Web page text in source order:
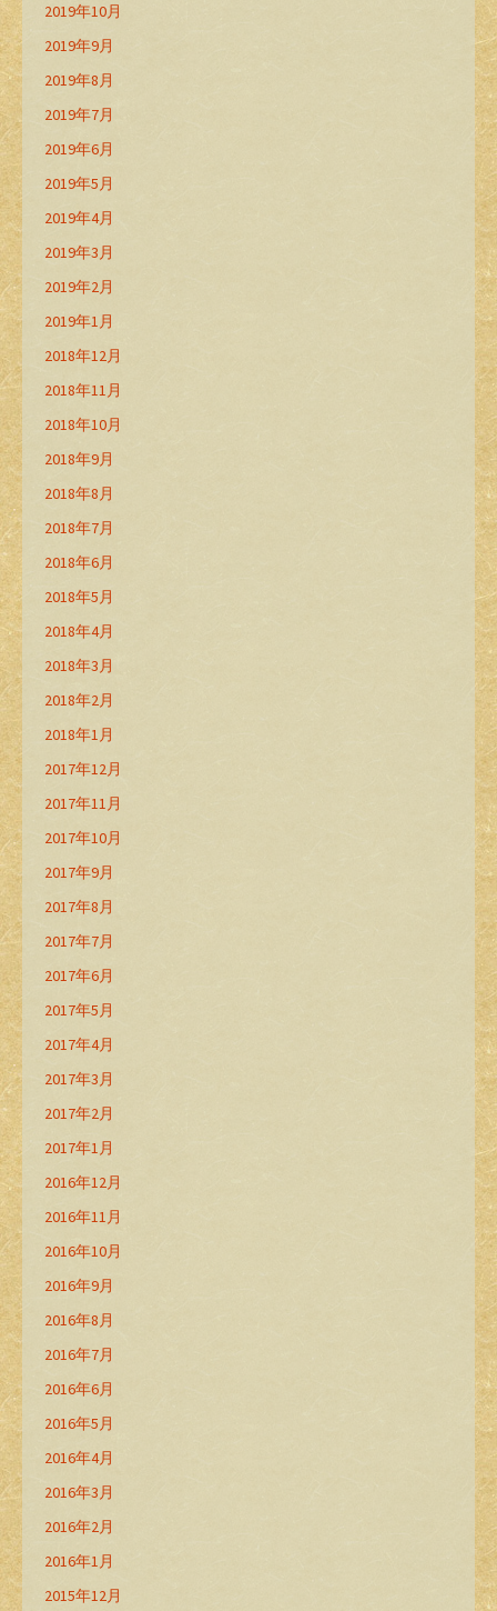
2019年10月
2019年9月
2019年8月
2019年7月
2019年6月
2019年5月
2019年4月
2019年3月
2019年2月
2019年1月
2018年12月
2018年11月
2018年10月
2018年9月
2018年8月
2018年7月
2018年6月
2018年5月
2018年4月
2018年3月
2018年2月
2018年1月
2017年12月
2017年11月
2017年10月
2017年9月
2017年8月
2017年7月
2017年6月
2017年5月
2017年4月
2017年3月
2017年2月
2017年1月
2016年12月
2016年11月
2016年10月
2016年9月
2016年8月
2016年7月
2016年6月
2016年5月
2016年4月
2016年3月
2016年2月
2016年1月
2015年12月